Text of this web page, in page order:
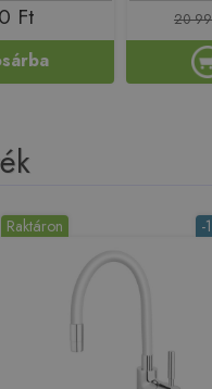
Ft 20
-
Raktáron